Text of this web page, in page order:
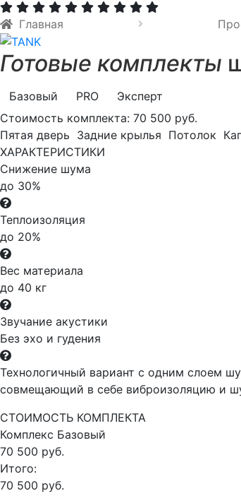
Главная
Готовые комплекты
Базовый PRO
Эксперт
Стоимость комплекта: 70 500 руб.
Пятая дверь Задние крылья Потолок
ХАРАКТЕРИСТИКИ
Снижение шума
до 30%
Теплоизоляция
до 20%
Вес материала
до 40 кг
Звучание акустики
Без эхо и гудения
Технологичный вариант с одним слоем
совмещающий в себе виброизоляцию и
СТОИМОСТЬ КОМПЛЕКТА
Комплекс Базовый
70 500 руб.
Итого:
70 500 руб.